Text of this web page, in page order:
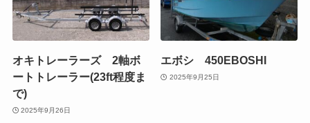
オキトレーラーズ 2軸ボ
ートトレーラー(23ft程度ま
で)
2025年9月26日
エボシ 450EBOSHI
2025年9月25日